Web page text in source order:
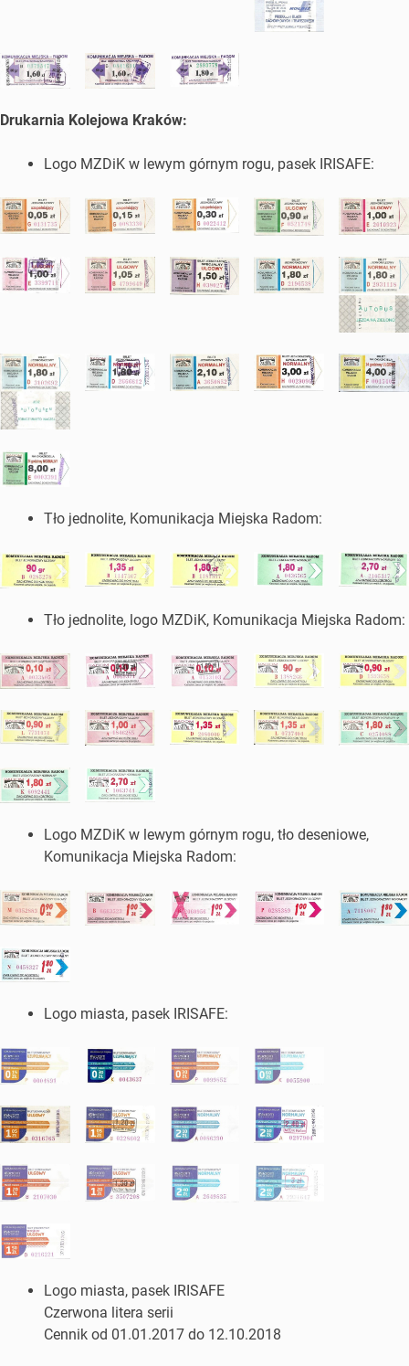
Drukarnia Kolejowa Kraków:
Logo MZDiK w lewym górnym rogu, pasek IRISAFE:
Tło jednolite, Komunikacja Miejska Radom:
Tło jednolite, logo MZDiK, Komunikacja Miejska Radom:
Logo MZDiK w lewym górnym rogu, tło deseniowe,
Komunikacja Miejska Radom:
Logo miasta, pasek IRISAFE:
Logo miasta, pasek IRISAFE
Czerwona litera serii
Cennik od 01.01.2017 do 12.10.2018